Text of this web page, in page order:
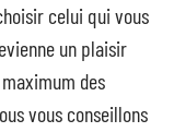
celui qui vous
un plaisir
des
vous conseillons